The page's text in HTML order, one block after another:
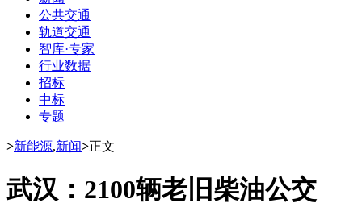
公共交通
轨道交通
智库·专家
行业数据
招标
中标
专题
>新能源,新闻>正文
武汉：2100辆老旧柴油公交